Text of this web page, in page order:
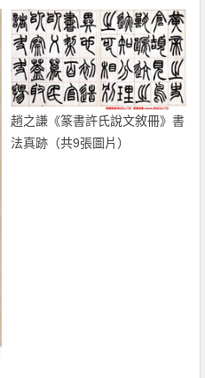
趙之謙《篆書許氏說文敘冊》書
法真跡（共9張圖片）